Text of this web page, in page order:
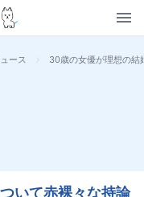
ース > 30歳の女優が理想の結
いて赤裸々な持論